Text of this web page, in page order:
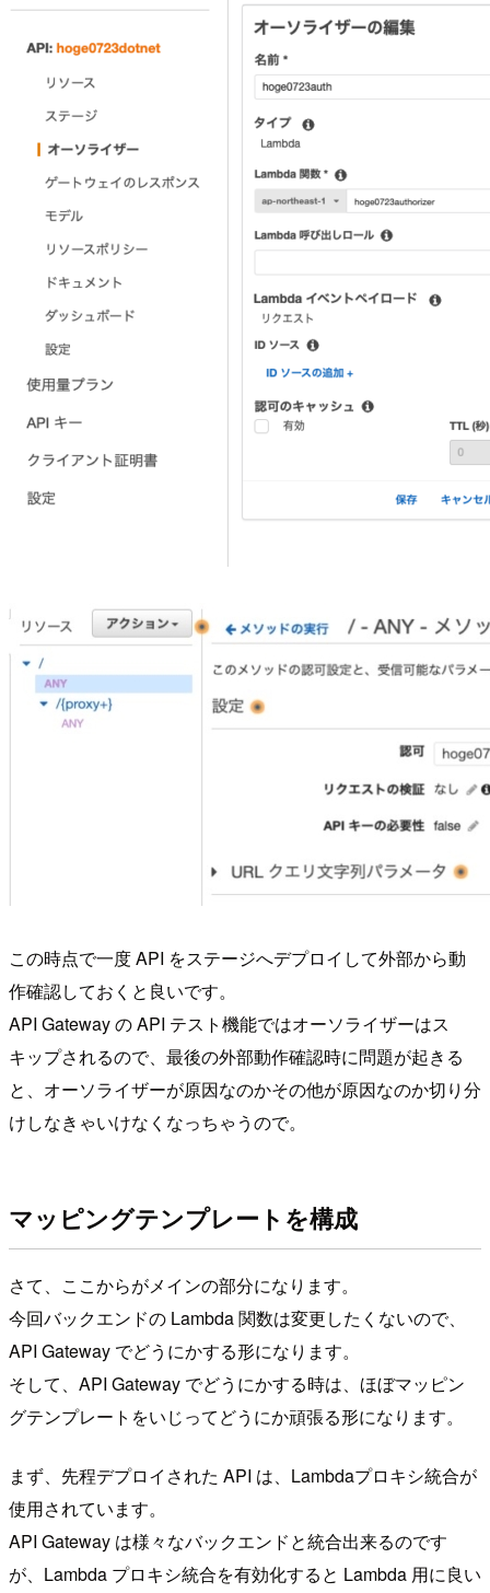
この時点で一度 API をステージへデプロイして外部から動
作確認しておくと良いです。
API Gateway の API テスト機能ではオーソライザーはス
キップされるので、最後の外部動作確認時に問題が起きる
と、オーソライザーが原因なのかその他が原因なのか切り分
けしなきゃいけなくなっちゃうので。
マッピングテンプレートを構成
さて、ここからがメインの部分になります。
今回バックエンドの Lambda 関数は変更したくないので、
API Gateway でどうにかする形になります。
そして、API Gateway でどうにかする時は、ほぼマッピン
グテンプレートをいじってどうにか頑張る形になります。
まず、先程デプロイされた API は、Lambdaプロキシ統合が
使用されています。
API Gateway は様々なバックエンドと統合出来るのです
が、Lambda プロキシ統合を有効化すると Lambda 用に良い